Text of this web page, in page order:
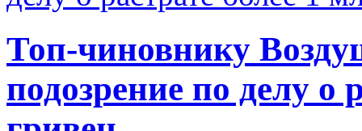
Топ-чиновнику
подозрение по делу о